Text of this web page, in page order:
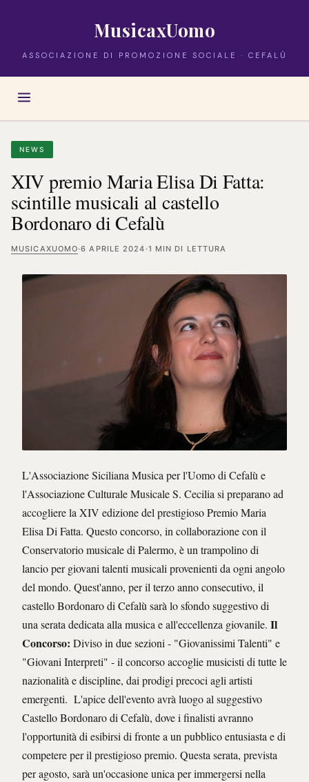
MusicaxUomo
ASSOCIAZIONE DI PROMOZIONE SOCIALE · CEFALÙ
NEWS
XIV premio Maria Elisa Di Fatta:
scintille musicali al castello
Bordonaro di Cefalù
MUSICAXUOMO·6 APRILE 2024 ·1 MIN DI LETTURA
L'Associazione Siciliana Musica per l'Uomo di Cefalù e
l'Associazione Culturale Musicale S. Cecilia si preparano ad
accogliere la XIV edizione del prestigioso Premio Maria
Elisa Di Fatta. Questo concorso, in collaborazione con il
Conservatorio musicale di Palermo, è un trampolino di
lancio per giovani talenti musicali provenienti da ogni angolo
del mondo. Quest'anno, per il terzo anno consecutivo, il
castello Bordonaro di Cefalù sarà lo sfondo suggestivo di
una serata dedicata alla musica e all'eccellenza giovanile. Il
Concorso: Diviso in due sezioni - "Giovanissimi Talenti" e
"Giovani Interpreti" - il concorso accoglie musicisti di tutte le
nazionalità e discipline, dai prodigi precoci agli artisti
emergenti. L'apice dell'evento avrà luogo al suggestivo
Castello Bordonaro di Cefalù, dove i finalisti avranno
l'opportunità di esibirsi di fronte a un pubblico entusiasta e di
competere per il prestigioso premio. Questa serata, prevista
per agosto, sarà un'occasione unica per immergersi nella